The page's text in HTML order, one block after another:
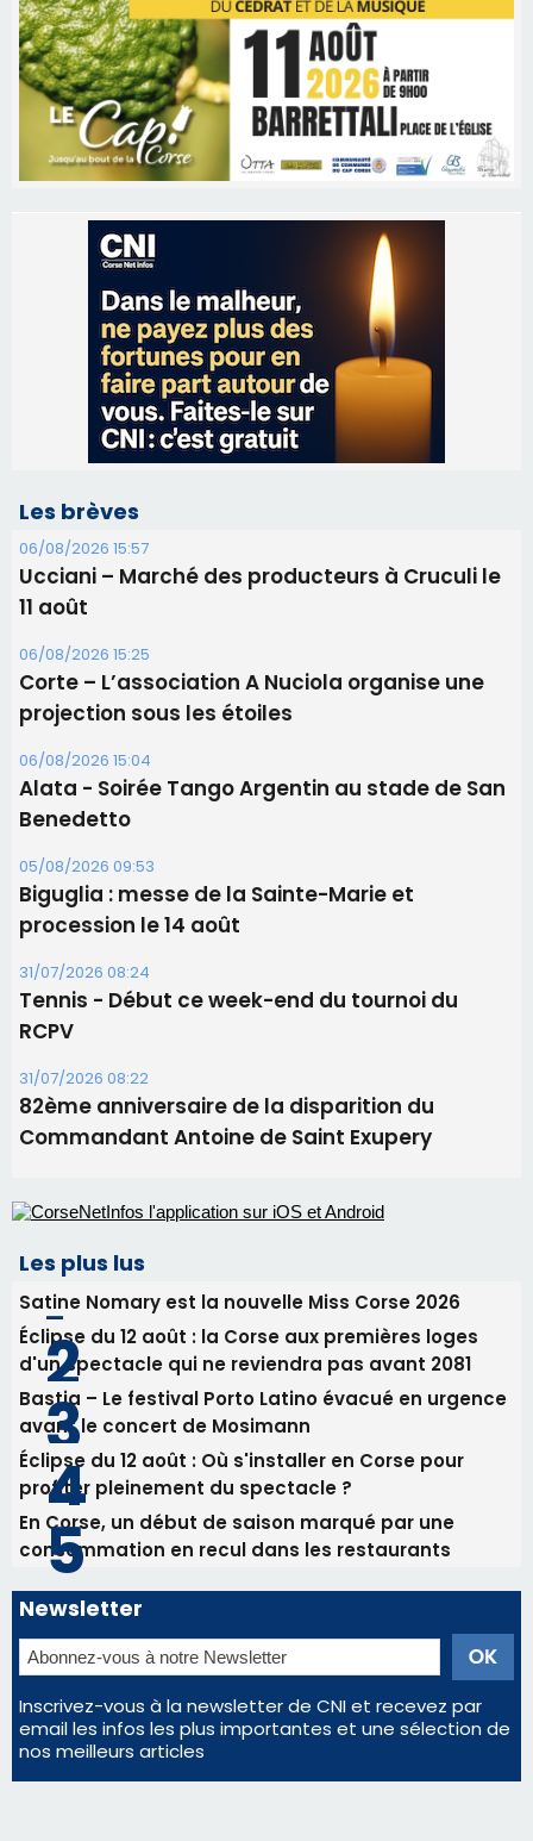
Les brèves
06/08/2026 15:57
Ucciani – Marché des producteurs à Cruculi le
11 août
06/08/2026 15:25
Corte – L’association A Nuciola organise une
projection sous les étoiles
06/08/2026 15:04
Alata - Soirée Tango Argentin au stade de San
Benedetto
05/08/2026 09:53
Biguglia : messe de la Sainte-Marie et
procession le 14 août
31/07/2026 08:24
Tennis - Début ce week-end du tournoi du
RCPV
31/07/2026 08:22
82ème anniversaire de la disparition du
Commandant Antoine de Saint Exupery
Les plus lus
Satine Nomary est la nouvelle Miss Corse 2026
Éclipse du 12 août : la Corse aux premières loges
d'un spectacle qui ne reviendra pas avant 2081
Bastia – Le festival Porto Latino évacué en urgence
avant le concert de Mosimann
Éclipse du 12 août : Où s'installer en Corse pour
profiter pleinement du spectacle ?
En Corse, un début de saison marqué par une
consommation en recul dans les restaurants
Newsletter
Inscrivez-vous à la newsletter de CNI et recevez par
email les infos les plus importantes et une sélection de
nos meilleurs articles